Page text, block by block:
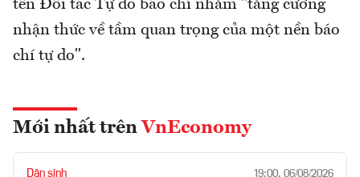
tên Đối tác Tự do báo chí nhằm "tăng cường
nhận thức về tầm quan trọng của một nền báo
chí tự do".
Mới nhất trên VnEconomy
Dân sinh 19:00, 06/08/2026